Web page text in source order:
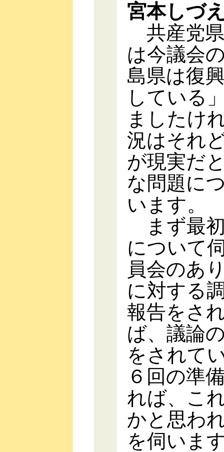
宮本しづ
共産党
は今議会
島県は復
している
ましたけ
況はそれ
が現実だ
な問題に
います。
まず最
について
員会のあ
に対する
報告をさ
ば、議論
をされて
６回の準
れば、こ
かと思わ
を伺いま